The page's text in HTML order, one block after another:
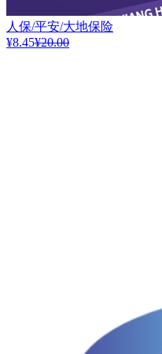
人保/平安/大地保险
¥8.45¥20.00